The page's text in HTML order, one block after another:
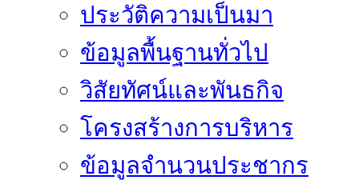
ประวัติความเป็นมา
ข้อมูลพื้นฐานทั่วไป
วิสัยทัศน์และพันธกิจ
โครงสร้างการบริหาร
ข้อมูลจำนวนประชากร